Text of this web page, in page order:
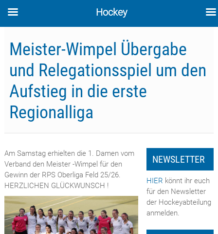
Skip
content
Meister-Wimpel Übergabe
und Relegationsspiel um den
Aufstieg in die erste
Regionalliga
Am Samstag erhielten die 1. Damen vom
Verband den Meister -Wimpel für den
Gewinn der RPS Oberliga Feld 25/26.
HERZLICHEN GLÜCKWUNSCH !
NEWSLETTER
HIER könnt ihr euch
für den Newsletter
der Hockeyabteilung
anmelden.
Hockey